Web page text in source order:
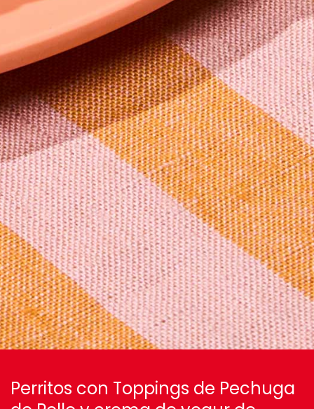
Perritos con Toppings de Pechuga